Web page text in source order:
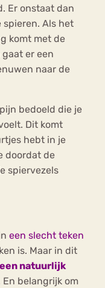
Er onstaat dan
Als het
komt met de
er een
naar de
bedoeld die je
Dit komt
hebt in je
doordat de
spiervezels
een slecht teken
is. Maar in dit
natuurlijk
En belangrijk om